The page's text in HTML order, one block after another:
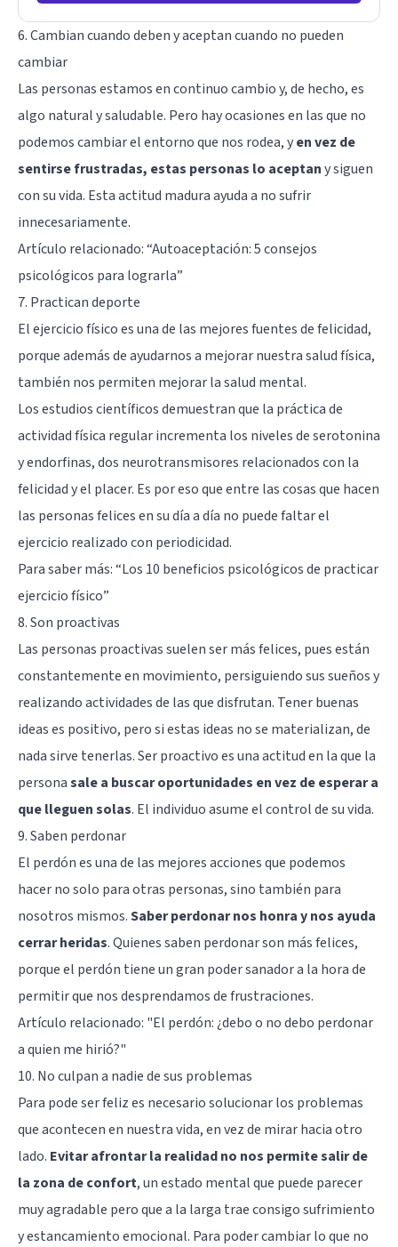
6. Cambian cuando deben y aceptan cuando no pueden
cambiar
Las personas estamos en continuo cambio y, de hecho, es
algo natural y saludable. Pero hay ocasiones en las que no
podemos cambiar el entorno que nos rodea, yen vez de
sentirse frustradas, estas personas lo aceptany siguen
con su vida. Esta actitud madura ayuda a no sufrir
innecesariamente.
Artículo relacionado: “Autoaceptación: 5 consejos
psicológicos para lograrla”
7. Practican deporte
El ejercicio físico es una de las mejores fuentes de felicidad,
porque además de ayudarnos a mejorar nuestra salud física,
también nos permiten mejorar la salud mental.
Los estudios científicos demuestran que la práctica de
actividad física regular incrementa los niveles de serotonina
yendorfinas, dos neurotransmisores relacionados con la
felicidad y el placer. Es por eso que entre las cosas que hacen
las personas felices en su día a día no puede faltar el
ejercicio realizado con periodicidad.
Para saber más: “Los 10 beneficios psicológicos de practicar
ejercicio físico”
8. Son proactivas
Las personas proactivas suelen ser más felices, pues están
constantemente en movimiento, persiguiendo sus sueños y
realizando actividades de las que disfrutan. Tener buenas
ideas es positivo, pero si estas ideas no se materializan, de
nada sirve tenerlas. Ser proactivo es una actitud en la que la
personasale a buscar oportunidades en vez de esperar a
que lleguen solas. El individuo asume el control de su vida.
9. Saben perdonar
El perdón es una de las mejores acciones que podemos
hacer no solo para otras personas, sino también para
nosotros mismos.Saber perdonar nos honra y nos ayuda
cerrar heridas. Quienes saben perdonar son más felices,
porque el perdón tiene un gran poder sanador a la hora de
permitir que nos desprendamos de frustraciones.
Artículo relacionado: "El perdón: ¿debo o no debo perdonar
a quien me hirió?"
10. No culpan a nadie de sus problemas
Para pode ser feliz es necesario solucionar los problemas
que acontecen en nuestra vida, en vez de mirar hacia otro
lado. Evitar afrontar la realidad no nos permite salir de
la zona de confort, un estado mental que puede parecer
muy agradable pero que a la larga trae consigo sufrimiento
yestancamiento emocional. Para poder cambiar lo que no